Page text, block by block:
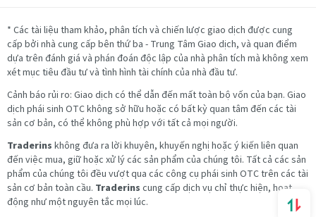
* Các tài liệu tham khảo, phân tích và chiến lược giao dịch được cung
cấp bởi nhà cung cấp bên thứ ba - Trung Tâm Giao dịch, và quan điểm
dựa trên đánh giá và phán đoán độc lập của nhà phân tích mà không xem
xét mục tiêu đầu tư và tình hình tài chính của nhà đầu tư.
Cảnh báo rủi ro: Giao dịch có thể dẫn đến mất toàn bộ vốn của bạn. Giao
dịch phái sinh OTC không sở hữu hoặc có bất kỳ quan tâm đến các tài
sản cơ bản, có thể không phù hợp với tất cả mọi người.
Traderins không đưa ra lời khuyên, khuyến nghị hoặc ý kiến liên quan
đến việc mua, giữ hoặc xử lý các sản phẩm của chúng tôi. Tất cả các sản
phẩm của chúng tôi đều vượt qua các công cụ phái sinh OTC trên các tài
sản cơ bản toàn cầu. Traderins cung cấp dịch vụ chỉ thực hiện, hoạt
động như một nguyên tắc mọi lúc.